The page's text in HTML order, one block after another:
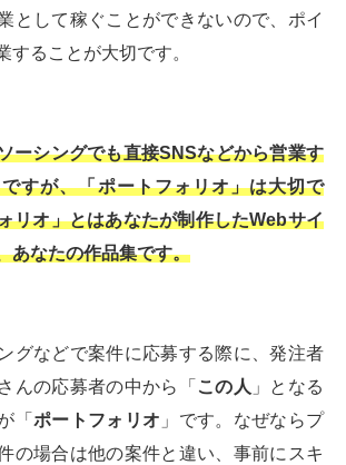
として稼ぐことができないので、ポイ
することが大切です。
ーシングでも直接SNSなどから営業す
すが、「ポートフォリオ」は大切で
リオ」とはあなたが制作したWebサイ
あなたの作品集です。
グなどで案件に応募する際に、発注者
んの応募者の中から「 この人 」となる
「 ポートフォリオ 」です。なぜならプ
の場合は他の案件と違い、事前にスキ